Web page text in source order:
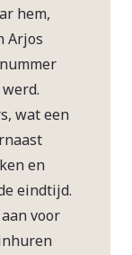
hem,
Arjos
wat een
en
eindtijd.
voor